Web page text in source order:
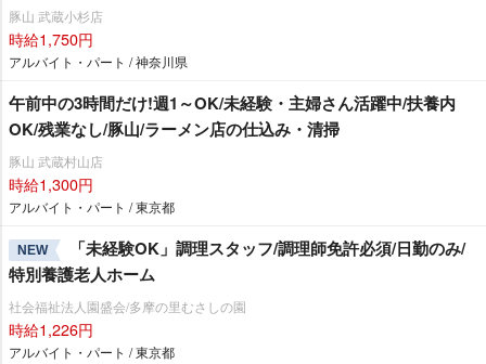
豚山 武蔵小杉店
時給1,750円
アルバイト・パート / 神奈川県
午前中の3時間だけ!週1～OK/未経験・主婦さん活躍中/扶養内
OK/残業なし/豚山/ラーメン店の仕込み・清掃
豚山 武蔵村山店
時給1,300円
アルバイト・パート / 東京都
NEW
「未経験OK」調理スタッフ/調理師免許必須/日勤のみ/
特別養護老人ホーム
社会福祉法人園盛会/多摩の里むさしの園
時給1,226円
アルバイト・パート / 東京都